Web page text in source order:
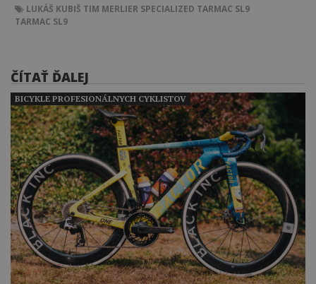
LUKÁŠ KUBIŠ TIM MERLIER SPECIALIZED TARMAC SL9
TARMAC SL9
ČÍTAŤ ĎALEJ
BICYKLE PROFESIONÁLNYCH CYKLISTOV